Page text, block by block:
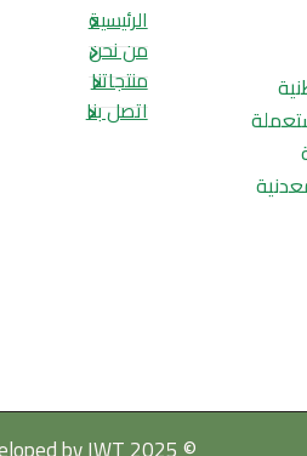
الرئيسية
من نحن
منتجاتنا
اتصل بنا